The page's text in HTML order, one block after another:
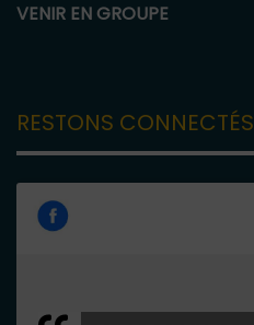
VENIR EN GROUPE
RESTONS CONNECTÉS